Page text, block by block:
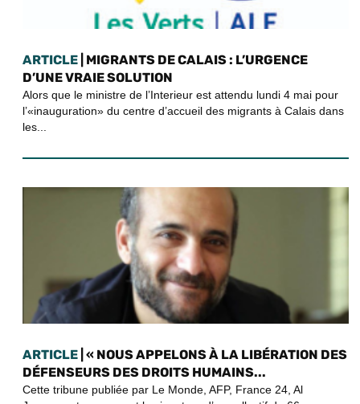
ARTICLE | MIGRANTS DE CALAIS : L’URGENCE
D’UNE VRAIE SOLUTION
Alors que le ministre de l’Interieur est attendu lundi 4 mai pour
l’«inauguration» du centre d’accueil des migrants à Calais dans
les...
ARTICLE | « NOUS APPELONS À LA LIBÉRATION DES
DÉFENSEURS DES DROITS HUMAINS...
Cette tribune publiée par Le Monde, AFP, France 24, Al